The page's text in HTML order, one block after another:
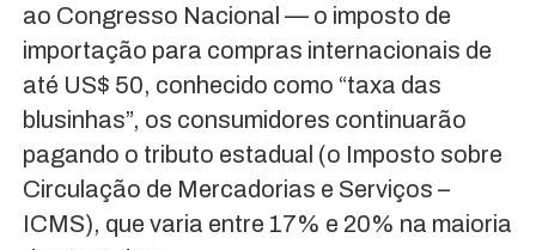
ao Congresso Nacional — o imposto de
importação para compras internacionais de
até US$ 50, conhecido como “taxa das
blusinhas”, os consumidores continuarão
pagando o tributo estadual (o Imposto sobre
Circulação de Mercadorias e Serviços –
ICMS), que varia entre 17% e 20% na maioria